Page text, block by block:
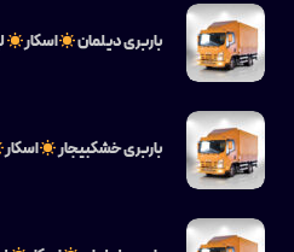
باربری دیلمان اسکار
باربری خشکبیجار اسکار